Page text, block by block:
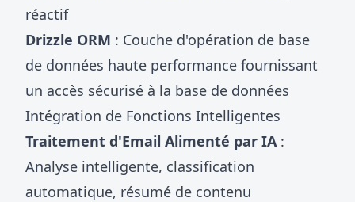
réactif
Drizzle ORM : Couche d'opération de base
de données haute performance fournissant
un accès sécurisé à la base de données
Intégration de Fonctions Intelligentes
Traitement d'Email Alimenté par IA:
Analyse intelligente, classification
automatique, résumé de contenu